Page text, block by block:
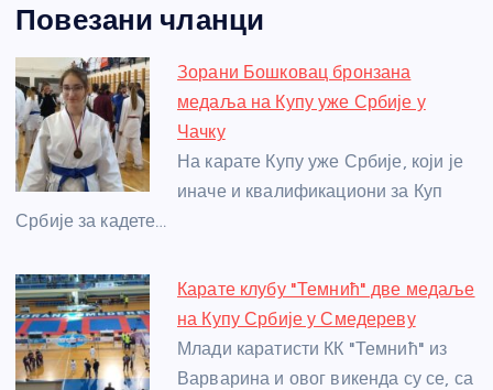
c
e
b
o
o
k
ss
e
n
g
er
itt
er
er at
s
A
p
a
g
e
st
e
Повезани чланци
Зорани Бошковац бронзана
медаља на Купу уже Србије у
Чачку
На карате Купу уже Србије, који је
иначе и квалификациони за Куп
Србије за кадете…
Карате клубу "Темнић" две медаље
на Купу Србије у Смедереву
Млади каратисти КК "Темнић" из
Варварина и овог викенда су се, са